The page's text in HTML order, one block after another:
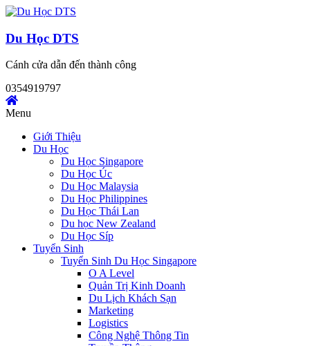
Skip
content
Du Học DTS
Cánh cửa dẫn đến thành công
0354919797
Menu
Giới Thiệu
Du Học
Du Học Singapore
Du Học Úc
Du Học Malaysia
Du Học Philippines
Du Học Thái Lan
Du học New Zealand
Du Học Síp
Tuyển Sinh
Tuyển Sinh Du Học Singapore
O A Level
Quản Trị Kinh Doanh
Du Lịch Khách Sạn
Marketing
Logistics
Công Nghệ Thông Tin